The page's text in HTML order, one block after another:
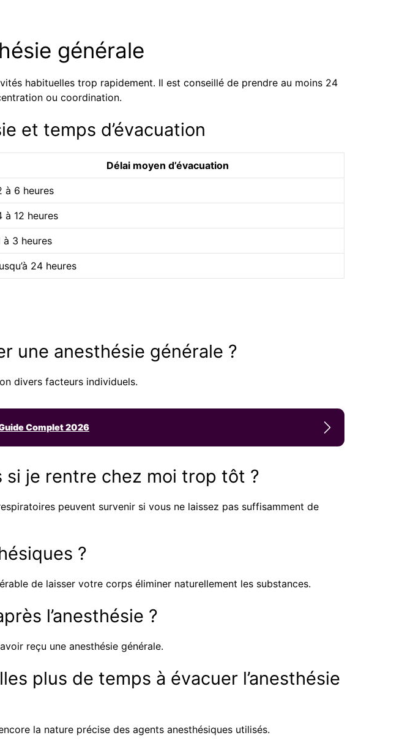
générale
habituelles trop rapidement. Il est conseillé de prendre au moins 24
ou coordination.
et temps d’évacuation
Délai moyen d’évacuation
à 6 heures
à 12 heures
à 3 heures
24 heures
une anesthésie générale ?
divers facteurs individuels.
Complet 2026
si je rentre chez moi trop tôt ?
peuvent survenir si vous ne laissez pas suffisamment de
?
de laisser votre corps éliminer naturellement les substances.
l’anesthésie ?
reçu une anesthésie générale.
plus de temps à évacuer l’anesthésie
la nature précise des agents anesthésiques utilisés.